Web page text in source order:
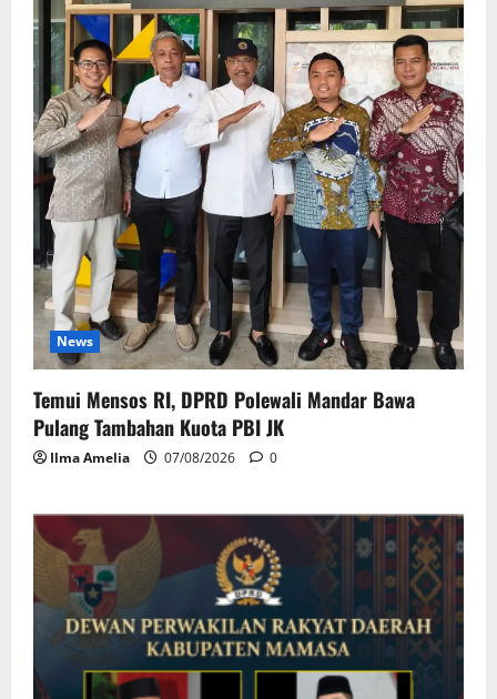
News
Temui Mensos RI, DPRD Polewali Mandar Bawa
Pulang Tambahan Kuota PBI JK
Ilma Amelia 07/08/2026 0